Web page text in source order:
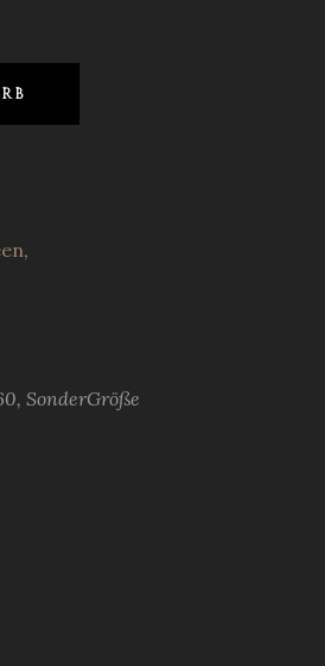
,
SonderGröße